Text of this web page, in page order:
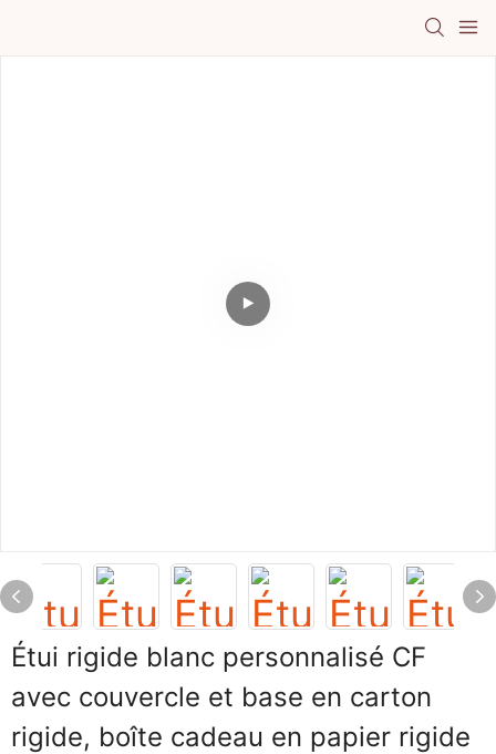
Étui rigide blanc personnalisé CF
avec couvercle et base en carton
rigide, boîte cadeau en papier rigide